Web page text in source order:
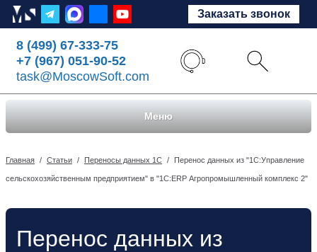
Заказать звонок
8 (499) 67-333-75
+7 (967) 051-90-52
task@MoscowSoft.com
Меню
Главная / Статьи / Переносы данных 1С / Перенос данных из "1С:Управление
сельскохозяйственным предприятием" в "1С:ERP Агропромышленный комплекс 2"
Перенос данных из